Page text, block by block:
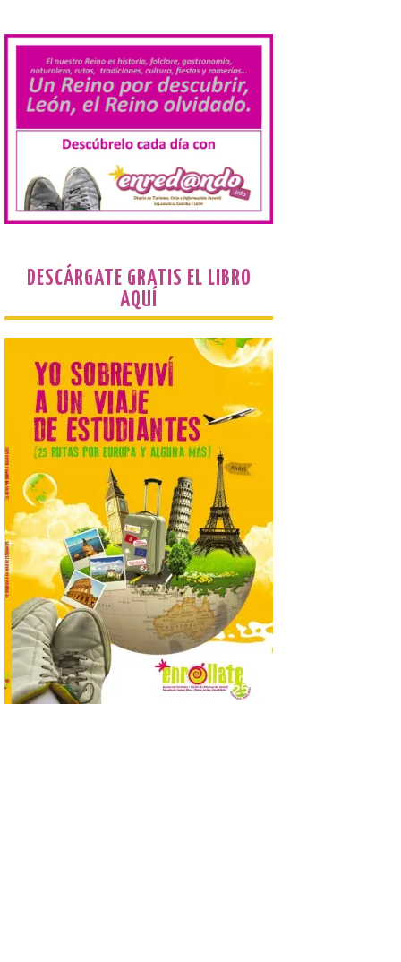
Villadangos recrea la
batalla en el que se
decidió el futuro del Reino
de León
8 Ago 2026
Una de las novedades de
esta edición de la Batalla
de Villadangos es el plato
principal del Menú, un
cordero asado al fuego y
Vuelve la tradicional Feria
7 Ago 2026
Tendrá lugar el 9 de
agosto en los aledaños del
monasterio cisterciense
de Santa María la Real de
Gradefes. Una cita
imprescindible para disfrutar de los
mejores dulces conventuales, tradición,
cultura y un ambiente único. El
Ayuntamiento de Gradefes, intentando
[…]
La decimoctava fotografía
de León de…viaje nos llega
desde la sede del
Parlamento Europeo en
Estrasburgo.
7 Ago 2026
DESCÁRGATE GRATIS EL LIBRO
AQUÍ